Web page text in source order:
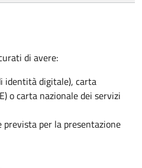
di avere:
identità digitale), carta
o carta nazionale dei servizi
per la presentazione